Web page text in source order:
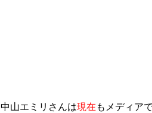
中山エミリさんは現在 もメディア